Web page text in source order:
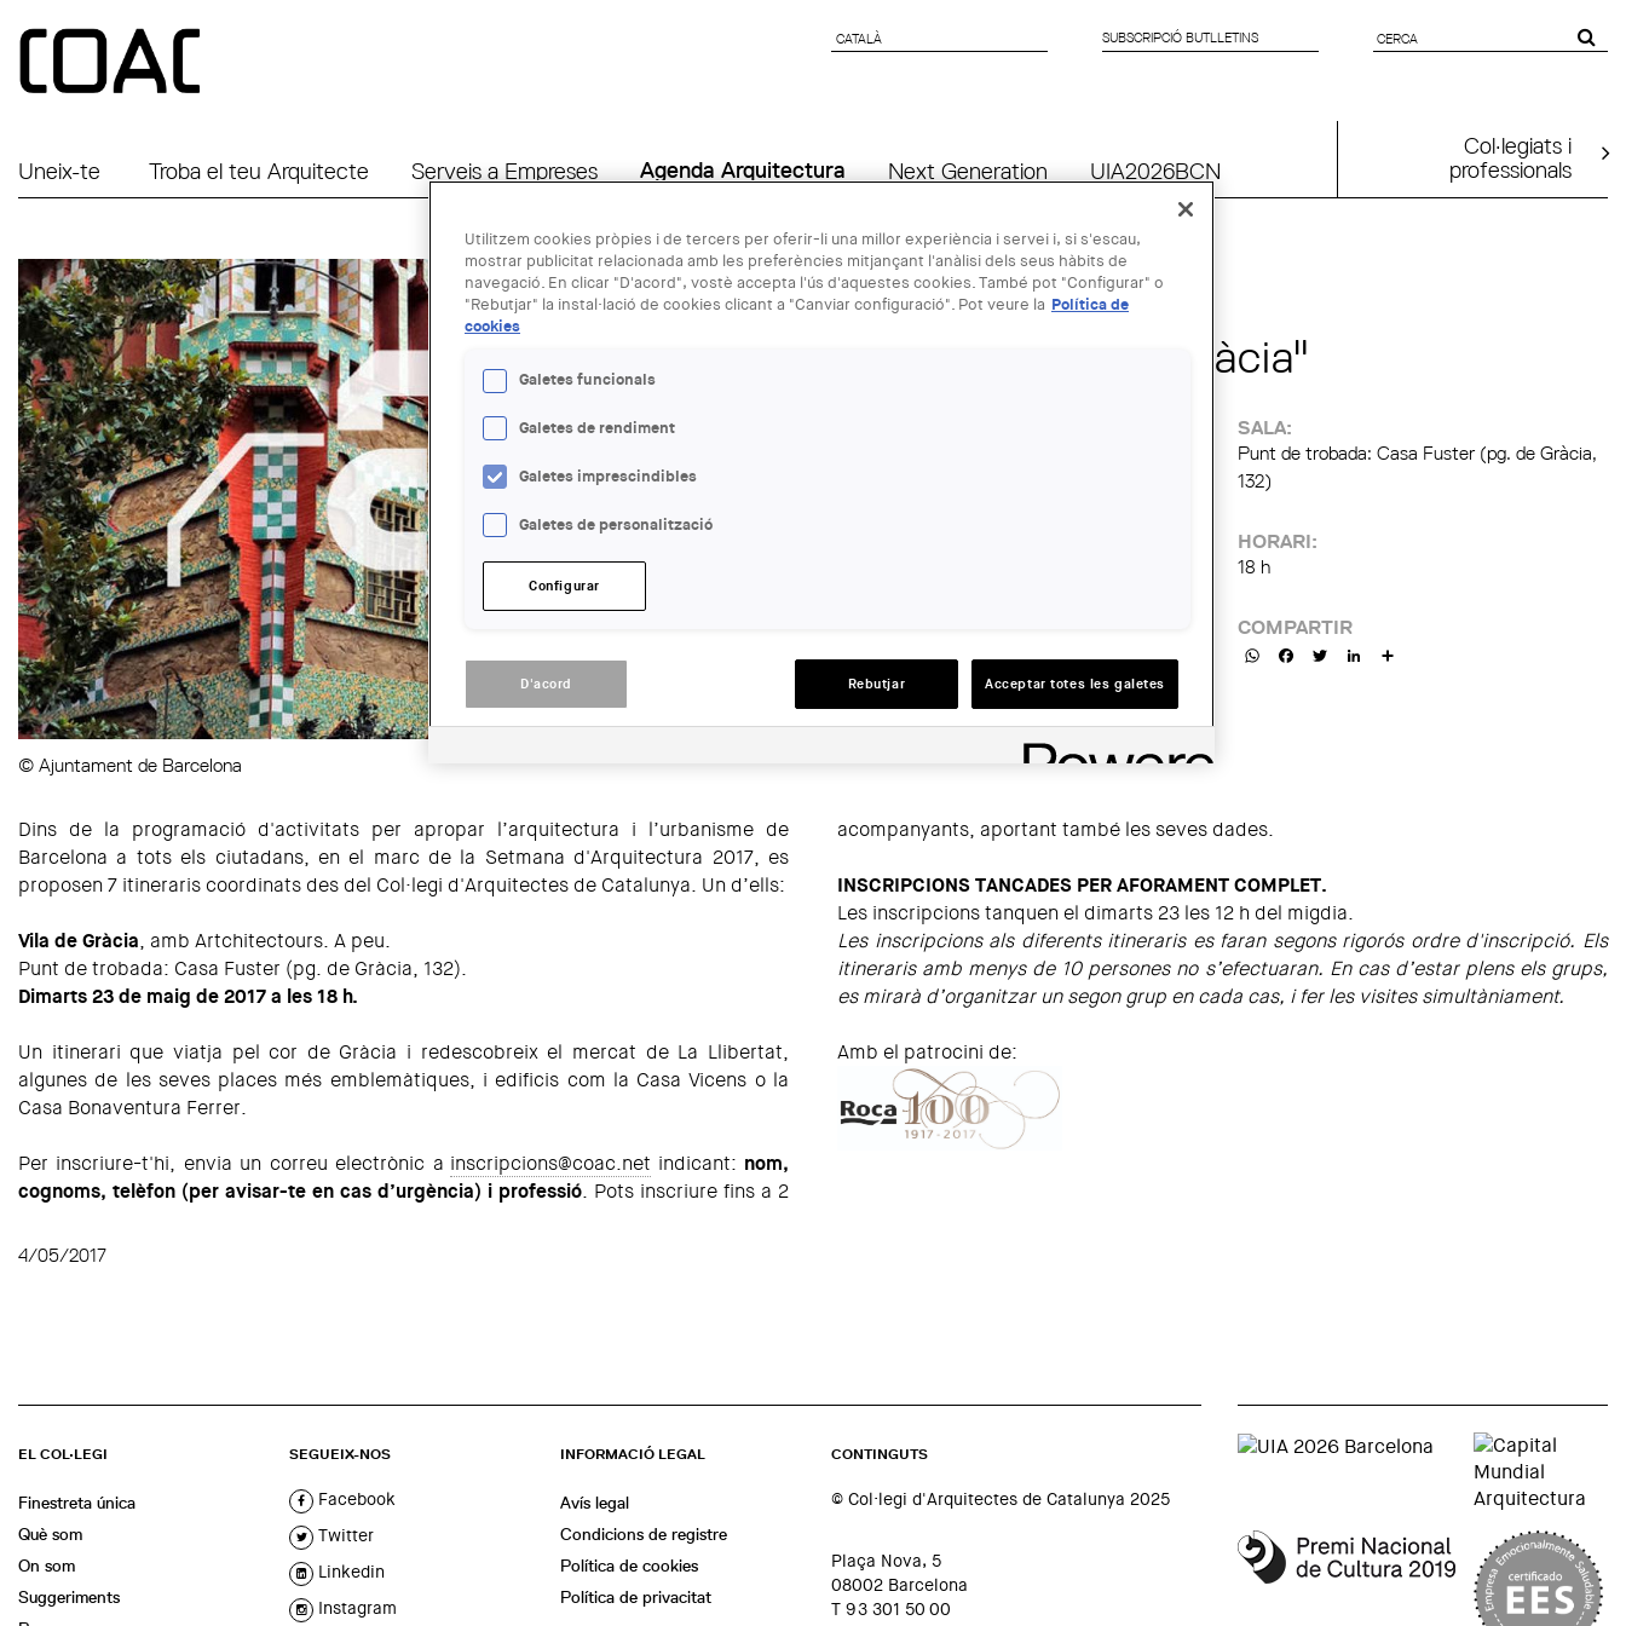
CATALÀ
CATALÀ SUBSCRIPCIÓ BUTLLETINS
DE CERCA
Uneix-te Troba el teu Arquitecte Serveis a Empreses Agenda Arquitectura Next Generation UIA2026BCN
Col·legiats i
professionals
© Ajuntament de Barcelona
23 MAI
Itinerari "Vila de Gràcia"
SALA:
Punt de trobada: Casa Fuster (pg. de Gràcia,
132)
HORARI:
18 h
COMPARTIR
WhatsAppFacebookTwitterLinkedIn
Dins de la programació d'activitats per apropar l’arquitectura i l’urbanisme de
Barcelona a tots els ciutadans, en el marc de la Setmana d'Arquitectura 2017, es
proposen 7 itineraris coordinats des del Col·legi d'Arquitectes de Catalunya. Un d’ells:
Vila de Gràcia, amb Artchitectours. A peu.
Punt de trobada: Casa Fuster (pg. de Gràcia, 132).
Dimarts 23 de maig de 2017 a les 18 h.
Un itinerari que viatja pel cor de Gràcia i redescobreix el mercat de La Llibertat,
algunes de les seves places més emblemàtiques, i edificis com la Casa Vicens o la
Casa Bonaventura Ferrer.
Per inscriure-t'hi, envia un correu electrònic a inscripcions@coac.net indicant: nom,
cognoms, telèfon (per avisar-te en cas d’urgència) i professió. Pots inscriure fins a 2
acompanyants, aportant també les seves dades.
INSCRIPCIONS TANCADES PER AFORAMENT COMPLET.
Les inscripcions tanquen el dimarts 23 les 12 h del migdia.
Les inscripcions als diferents itineraris es faran segons rigorós ordre d'inscripció. Els
itineraris amb menys de 10 persones no s’efectuaran. En cas d’estar plens els grups,
es mirarà d’organitzar un segon grup en cada cas, i fer les visites simultàniament.
Amb el patrocini de:
4/05/2017
EL COL·LEGI
Finestreta única
Què som
On som
Suggeriments
SEGUEIX-NOS
Facebook
Twitter
Linkedin
Instagram
INFORMACIÓ LEGAL
Avís legal
Condicions de registre
Política de cookies
Política de privacitat
CONTINGUTS
© Col·legi d'Arquitectes de Catalunya 2025
Plaça Nova, 5
08002 Barcelona
T 93 301 50 00
Utilitzem cookies pròpies i de tercers per oferir-li una millor experiència i servei i, si s'escau,
mostrar publicitat relacionada amb les preferències mitjançant l'anàlisi dels seus hàbits de
navegació. En clicar "D'acord", vostè accepta l'ús d'aquestes cookies. També pot "Configurar" o
"Rebutjar" la instal·lació de cookies clicant a "Canviar configuració". Pot veure la Política de
cookies
Galetes funcionals
Galetes de rendiment
Galetes imprescindibles
Galetes de personalització
Configurar
D'acord Rebutjar Acceptar totes les galetes